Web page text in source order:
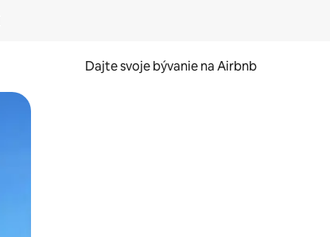
Dajte svoje bývanie na Airbnb